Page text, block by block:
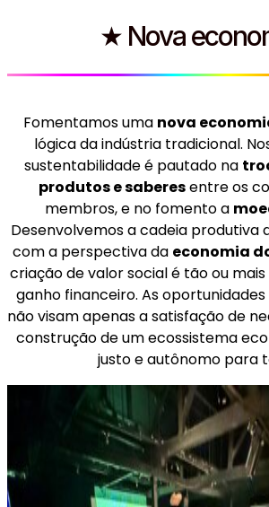
★ Nova
Fomentamos uma nova
lógica da indústria tradicional.
sustentabilidade é pautado na
produtos e saberesentre os
membros, e no fomento a
Desenvolvemos a cadeia produtiva
com a perspectiva da economia
criação de valor social é tão ou
ganho financeiro. As
não visam apenas a satisfação de
construção de um ecossistema
justo e autônomo para